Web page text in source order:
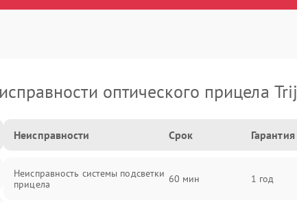
оптического прицела
Неисправности Срок Гарантия
Неисправность системы подсветки
прицела
60 мин 1 год